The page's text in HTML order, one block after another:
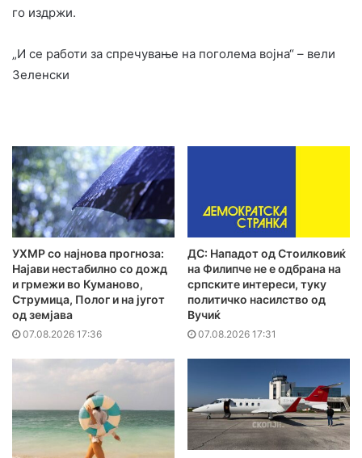
го издржи.
„И се работи за спречување на поголема војна“ – вели
Зеленски
УХМР со најнова прогноза:
Најави нестабилно со дожд
и грмежи во Куманово,
Струмица, Полог и на југот
од земјава
07.08.2026 17:36
ДС: Нападот од Стоилковиќ
на Филипче не е одбрана на
српските интереси, туку
политичко насилство од
Вучиќ
07.08.2026 17:31